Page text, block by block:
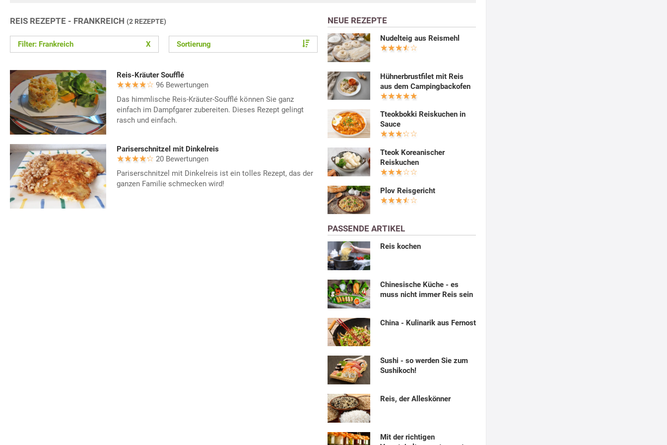
REIS REZEPTE - FRANKREICH (2 REZEPTE)
Filter: Frankreich X Sortierung
Reis-Kräuter Soufflé
96 Bewertungen
Das himmlische Reis-Kräuter-Soufflé können Sie ganz
einfach im Dampfgarer zubereiten. Dieses Rezept gelingt
rasch und einfach.
Pariserschnitzel mit Dinkelreis
20 Bewertungen
Pariserschnitzel mit Dinkelreis ist ein tolles Rezept, das der
ganzen Familie schmecken wird!
NEUE REZEPTE
Nudelteig aus Reismehl
Hühnerbrustfilet mit Reis
aus dem Campingbackofen
Tteokbokki Reiskuchen in
Sauce
Tteok Koreanischer
Reiskuchen
Plov Reisgericht
PASSENDE ARTIKEL
Reis kochen
Chinesische Küche - es
muss nicht immer Reis sein
China - Kulinarik aus Fernost
Sushi - so werden Sie zum
Sushikoch!
Reis, der Alleskönner
Mit der richtigen